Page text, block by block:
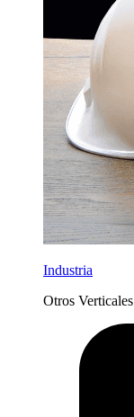
Industria
Otros Verticales